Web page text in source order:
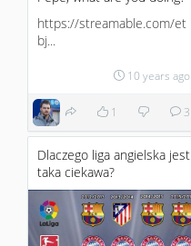
https://streamable.com/et
bj...
10 years ago
1 3
Dlaczego liga angielska jest
taka ciekawa?